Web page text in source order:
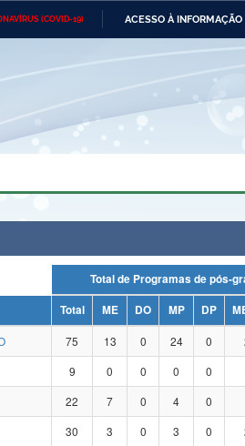
(COVID-19) ACESSO À INFORMAÇÃO
Ministério das Relações
Banco Central do Brasil
Total de
Total ME DO MP DP
75 13 0 24 0
9 0 0 0 0
22 7 0 4 0
30 3 0 3 0